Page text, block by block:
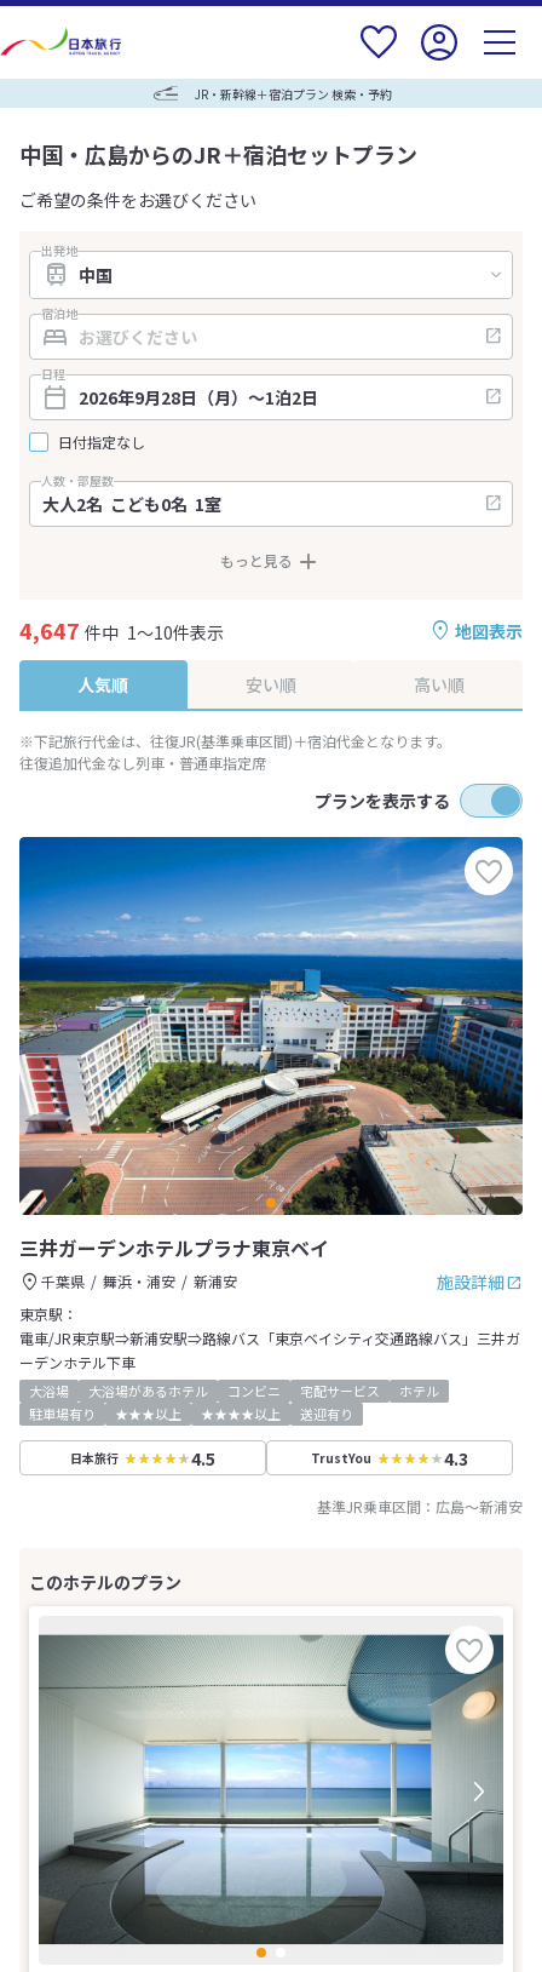
JR・新幹線＋宿泊プラン 検索・予約
中国・広島からのJR＋宿泊セットプラン
ご希望の条件をお選びください
出発地
宿泊地
日程
日付指定なし
人数・部屋数
もっと見る
地図表示
4,647 件中 1～10件表示
人気順 安い順 高い順
※下記旅行代金は、往復JR(基準乗車区間)＋宿泊代金となります。
往復追加代金なし列車・普通車指定席
プランを表示する
三井ガーデンホテルプラナ東京ベイ
施設詳細
千葉県 舞浜・浦安
新浦安
東京駅：
電車/JR東京駅⇒新浦安駅⇒路線バス「東京ベイシティ交通路線バス」三井ガ
ーデンホテル下車
大浴場 大浴場があるホテル コンビニ 宅配サービス
ホテル
駐車場有り
★★★以上 ★★★★以上 送迎有り
日本旅行 4.5 TrustYou 4.3
基準JR乗車区間： 広島～新浦安